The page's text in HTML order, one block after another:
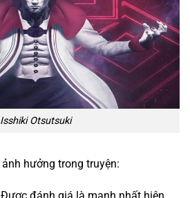
Isshiki Otsutsuki
hưởng trong truyện:
đánh giá là mạnh nhất hiện